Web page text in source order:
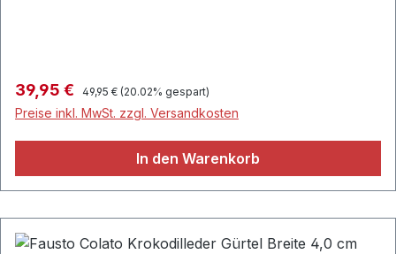
Verkaufspreis:
39,95 € Regulärer Preis:
49,95 € (20.02% gespart)
Preise inkl. MwSt. zzgl. Versandkosten
In den Warenkorb